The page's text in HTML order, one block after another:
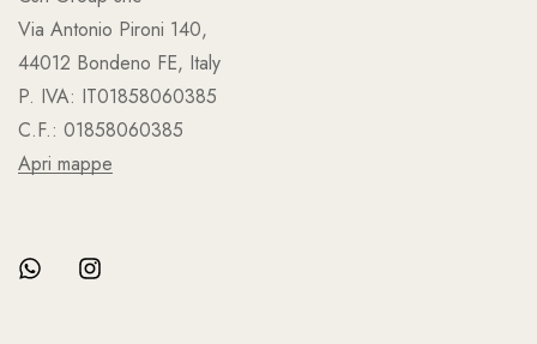
Via Antonio Pironi 140,
44012 Bondeno FE, Italy
P. IVA: IT01858060385
C.F.: 01858060385
Apri mappe